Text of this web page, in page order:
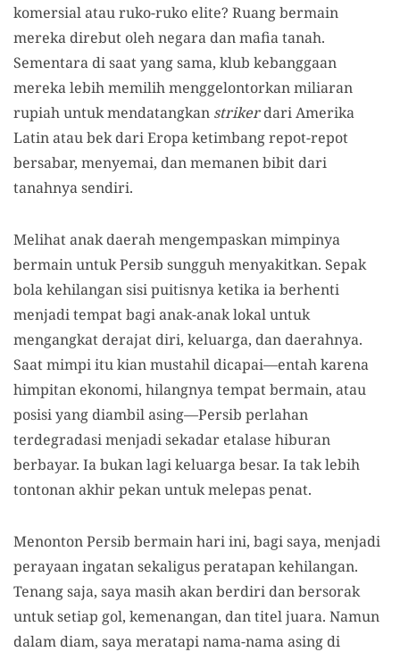
komersial atau ruko-ruko elite? Ruang bermain
mereka direbut oleh negara dan mafia tanah.
Sementara di saat yang sama, klub kebanggaan
mereka lebih memilih menggelontorkan miliaran
rupiah untuk mendatangkan strikerdari Amerika
Latin atau bek dari Eropa ketimbang repot-repot
bersabar, menyemai, dan memanen bibit dari
tanahnya sendiri.
Melihat anak daerah mengempaskan mimpinya
bermain untuk Persib sungguh menyakitkan. Sepak
bola kehilangan sisi puitisnya ketika ia berhenti
menjadi tempat bagi anak-anak lokal untuk
mengangkat derajat diri, keluarga, dan daerahnya.
Saat mimpi itu kian mustahil dicapai—entah karena
himpitan ekonomi, hilangnya tempat bermain, atau
posisi yang diambil asing—Persib perlahan
terdegradasi menjadi sekadar etalase hiburan
berbayar. Ia bukan lagi keluarga besar. Ia tak lebih
tontonan akhir pekan untuk melepas penat.
Menonton Persib bermain hari ini, bagi saya, menjadi
perayaan ingatan sekaligus peratapan kehilangan.
Tenang saja, saya masih akan berdiri dan bersorak
untuk setiap gol, kemenangan, dan titel juara. Namun
dalam diam, saya meratapi nama-nama asing di